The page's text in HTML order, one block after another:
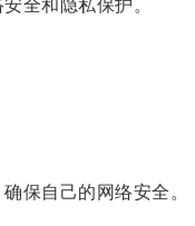
全和隐私保护。
保自己的网络安全。